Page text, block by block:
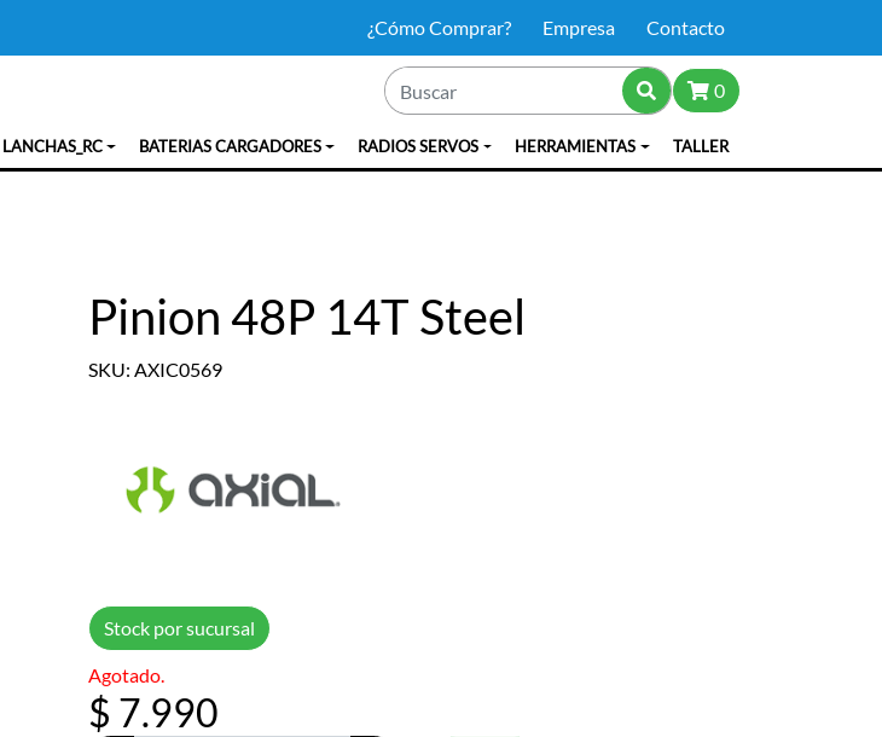
¿Cómo Comprar? Empresa Contacto
0
LANCHAS_RC BATERIAS CARGADORES RADIOS SERVOS HERRAMIENTAS TALLER
Pinion 48P 14T Steel
SKU: AXIC0569
Stock por sucursal
Agotado.
$ 7.990